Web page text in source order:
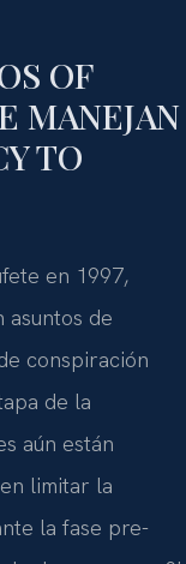
OF
MANEJAN
TO
en 1997,
asuntos de
conspiración
de la
aún están
limitar la
la fase pre-